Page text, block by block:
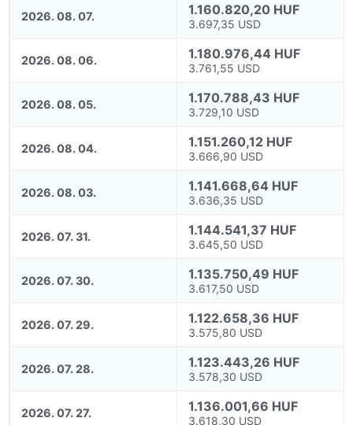
2026. 08. 07. 1.160.820,20 HUF
3.697,35 USD
2026. 08. 06. 1.180.976,44 HUF
3.761,55 USD
2026. 08. 05. 1.170.788,43 HUF
3.729,10 USD
2026. 08. 04. 1.151.260,12 HUF
3.666,90 USD
2026. 08. 03. 1.141.668,64 HUF
3.636,35 USD
2026. 07. 31. 1.144.541,37 HUF
3.645,50 USD
2026. 07. 30. 1.135.750,49 HUF
3.617,50 USD
2026. 07. 29. 1.122.658,36 HUF
3.575,80 USD
2026. 07. 28. 1.123.443,26 HUF
3.578,30 USD
2026. 07. 27. 1.136.001,66 HUF
3.618,30 USD